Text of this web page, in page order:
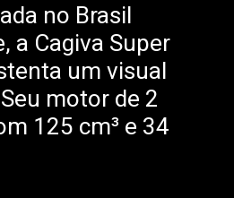
no Brasil
a Cagiva Super
um visual
motor de 2
125 cm³ e 34